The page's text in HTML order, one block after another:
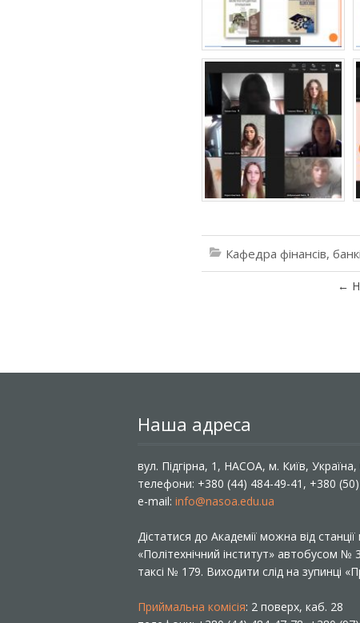
Кафедра фінансів,
←
Наша адреса
вул. Підгірна, 1, НАСОА, м. Київ,
телефони: +380 (44) 484-49-41, +380
e-mail: info@nasoa.edu.ua
Дістатися до Академії можна від
«Політехнічний інститут» автобусом
таксі № 179. Виходити слід на зупинці
Приймальна комісія: 2 поверх, каб. 28